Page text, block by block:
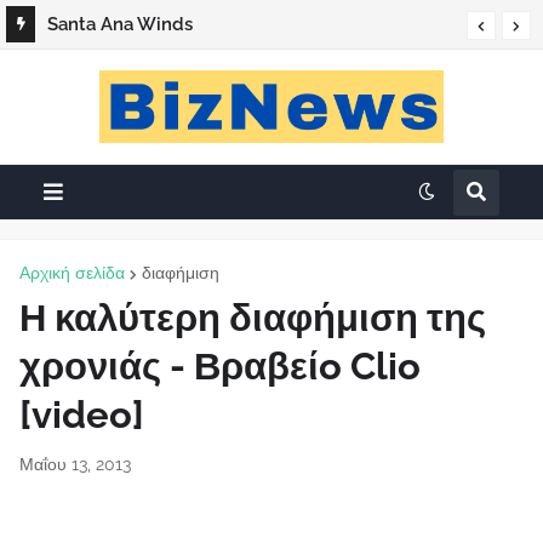
Santa Ana Winds
Αρχική σελίδα διαφήμιση
Η καλύτερη διαφήμιση της
χρονιάς - Βραβείo Clio
[video]
Μαΐου 13, 2013